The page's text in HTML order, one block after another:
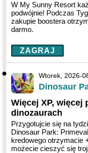
W My Sunny Resort
podwójnie! Podczas
zakupie boostera
darmo.
ZAGRAJ
Wtorek, 2026-
Dinosaur
Więcej XP, więcej
dinozaurach
Przygotujcie się na
Dinosaur Park:
kredowego otrzymacie
możecie cieszyć się